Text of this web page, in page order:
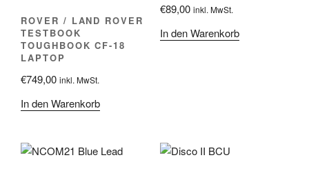
ROVER / LAND ROVER
TESTBOOK
TOUGHBOOK CF-18
LAPTOP
€749,00 inkl. MwSt.
In den Warenkorb
€89,00 inkl. MwSt.
In den Warenkorb